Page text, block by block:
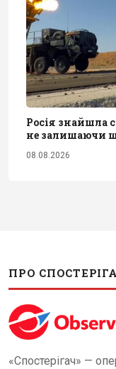
Росія знайшла
не залишаючи
08.08.2026
ПРО
«Спостерігач» —